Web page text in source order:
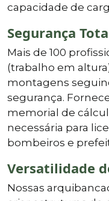
capacidade de
Segurança
Mais de 100
(trabalho em
montagens
segurança.
memorial de
necessária para
bombeiros e
Versatilidade
Nossas